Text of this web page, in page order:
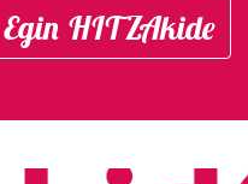
Egin HITZAkide